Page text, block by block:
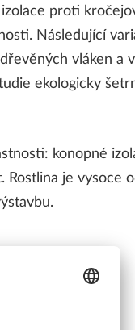
proti
Následující
vláken a
ekologicky
konopné
je vysoce